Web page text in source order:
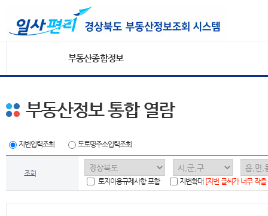
부동산종합정보
부동산정보 통합 열람
지번입력조회 도로명주소입력조회
조회
토지이용규제사항 포함
지번확대 [지번 글씨가 너무 작